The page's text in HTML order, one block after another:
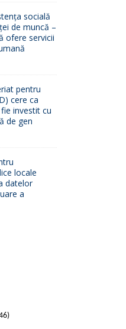
socială
de muncă –
ofere servicii
pentru
cere ca
investit cu
de gen
locale
datelor
a